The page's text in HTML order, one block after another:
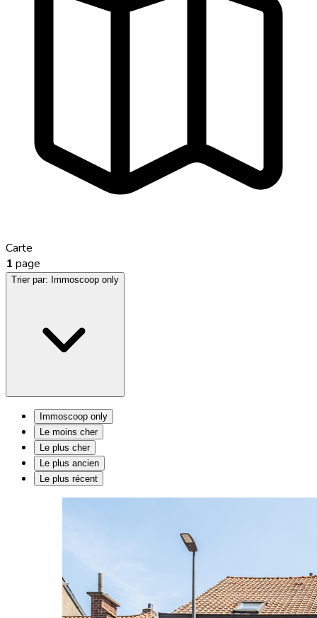
Carte
1 page
Trier par: Immoscoop only
Immoscoop only
Le moins cher
Le plus cher
Le plus ancien
Le plus récent